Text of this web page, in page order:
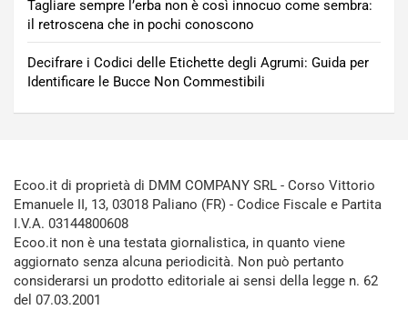
Tagliare sempre l’erba non è così innocuo come sembra:
il retroscena che in pochi conoscono
Decifrare i Codici delle Etichette degli Agrumi: Guida per
Identificare le Bucce Non Commestibili
Ecoo.it di proprietà di DMM COMPANY SRL - Corso Vittorio
Emanuele II, 13, 03018 Paliano (FR) - Codice Fiscale e Partita
I.V.A. 03144800608
Ecoo.it non è una testata giornalistica, in quanto viene
aggiornato senza alcuna periodicità. Non può pertanto
considerarsi un prodotto editoriale ai sensi della legge n. 62
del 07.03.2001